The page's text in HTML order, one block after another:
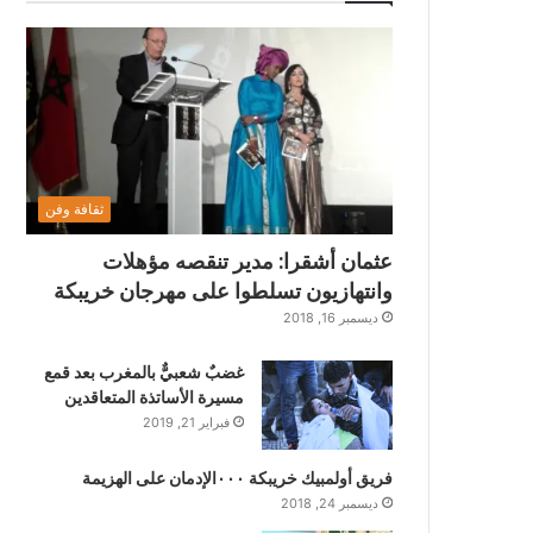
ثقافة وفن
عثمان أشقرا: مدير تنقصه مؤهلات
وانتهازيون تسلطوا على مهرجان خريبكة
ديسمبر 16, 2018
غضبٌ شعبيٌّ بالمغرب بعد قمع
مسيرة الأساتذة المتعاقدين
فبراير 21, 2019
فريق أولمبيك خريبكة ٠٠٠الإدمان على الهزيمة
ديسمبر 24, 2018